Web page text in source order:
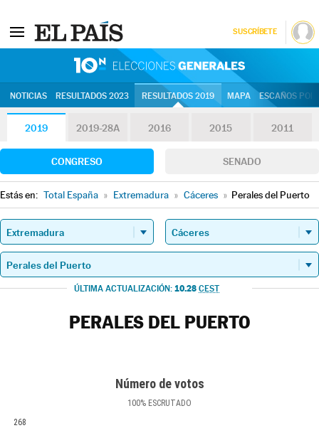
SUSCRÍBETE
NOTICIAS RESULTADOS 2023 RESULTADOS 2019 MAPA ESCAÑOS
2019 2019-28A 2016 2015 2011
CONGRESO SENADO
Estás en: Total España » Extremadura » Cáceres » Perales del Puerto
ÚLTIMA ACTUALIZACIÓN: 10.28 CEST
PERALES DEL PUERTO
Número de votos
100% ESCRUTADO
268